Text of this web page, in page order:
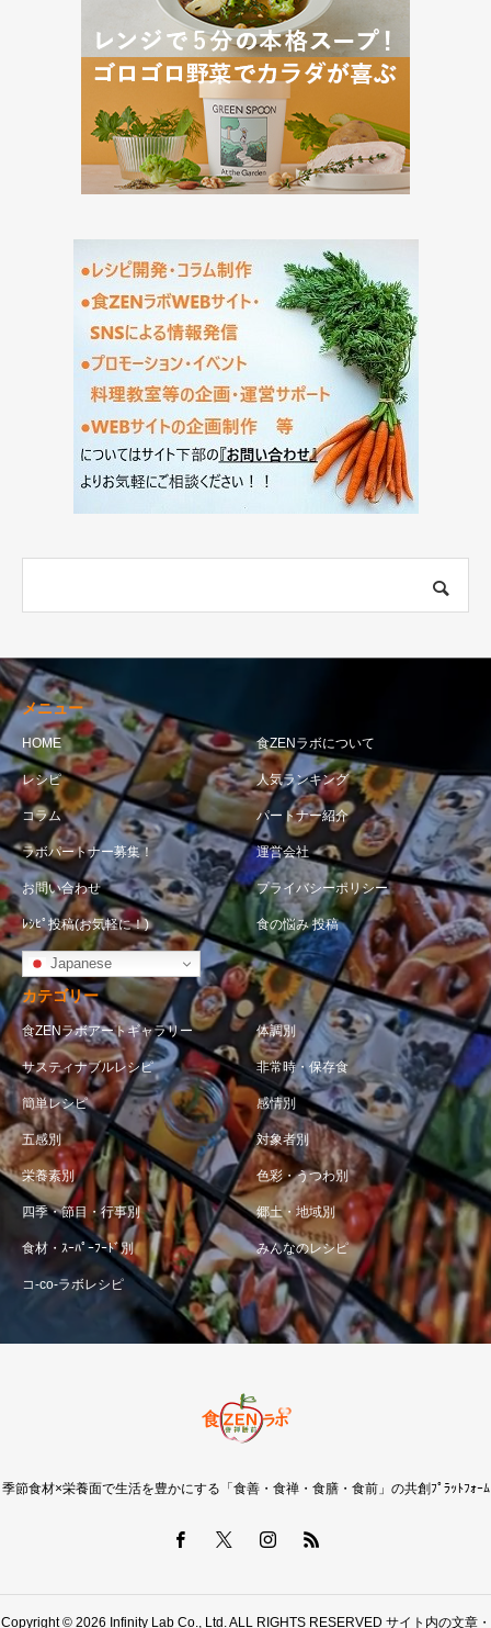
メニュー
HOME 食ZENラボについて
レシピ 人気ランキング
コラム パートナー紹介
ラボパートナー募集！ 運営会社
お問い合わせ プライバシーポリシー
ﾚｼﾋﾟ投稿(お気軽に！) 食の悩み 投稿
Japanese
カテゴリー
食ZENラボアートギャラリー 体調別
サスティナブルレシピ 非常時・保存食
簡単レシピ 感情別
五感別 対象者別
栄養素別 色彩・うつわ別
四季・節目・行事別 郷土・地域別
食材・ｽｰﾊﾟｰﾌｰﾄﾞ別 みんなのレシピ
コ-co-ラボレシピ
季節食材×栄養面で生活を豊かにする「食善・食禅・食膳・食前」の共創ﾌﾟﾗｯﾄﾌｫｰﾑ
Copyright © 2026 Infinity Lab Co., Ltd. ALL RIGHTS RESERVED サイト内の文章・